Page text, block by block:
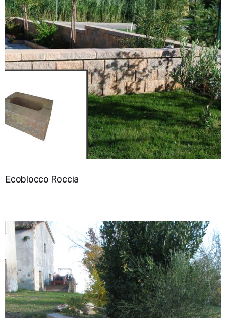
Ecoblocco Roccia